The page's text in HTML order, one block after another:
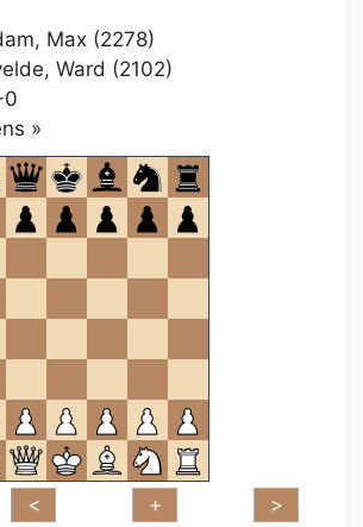
Max (2278)
Ward (2102)
0
»
om
te
openen.